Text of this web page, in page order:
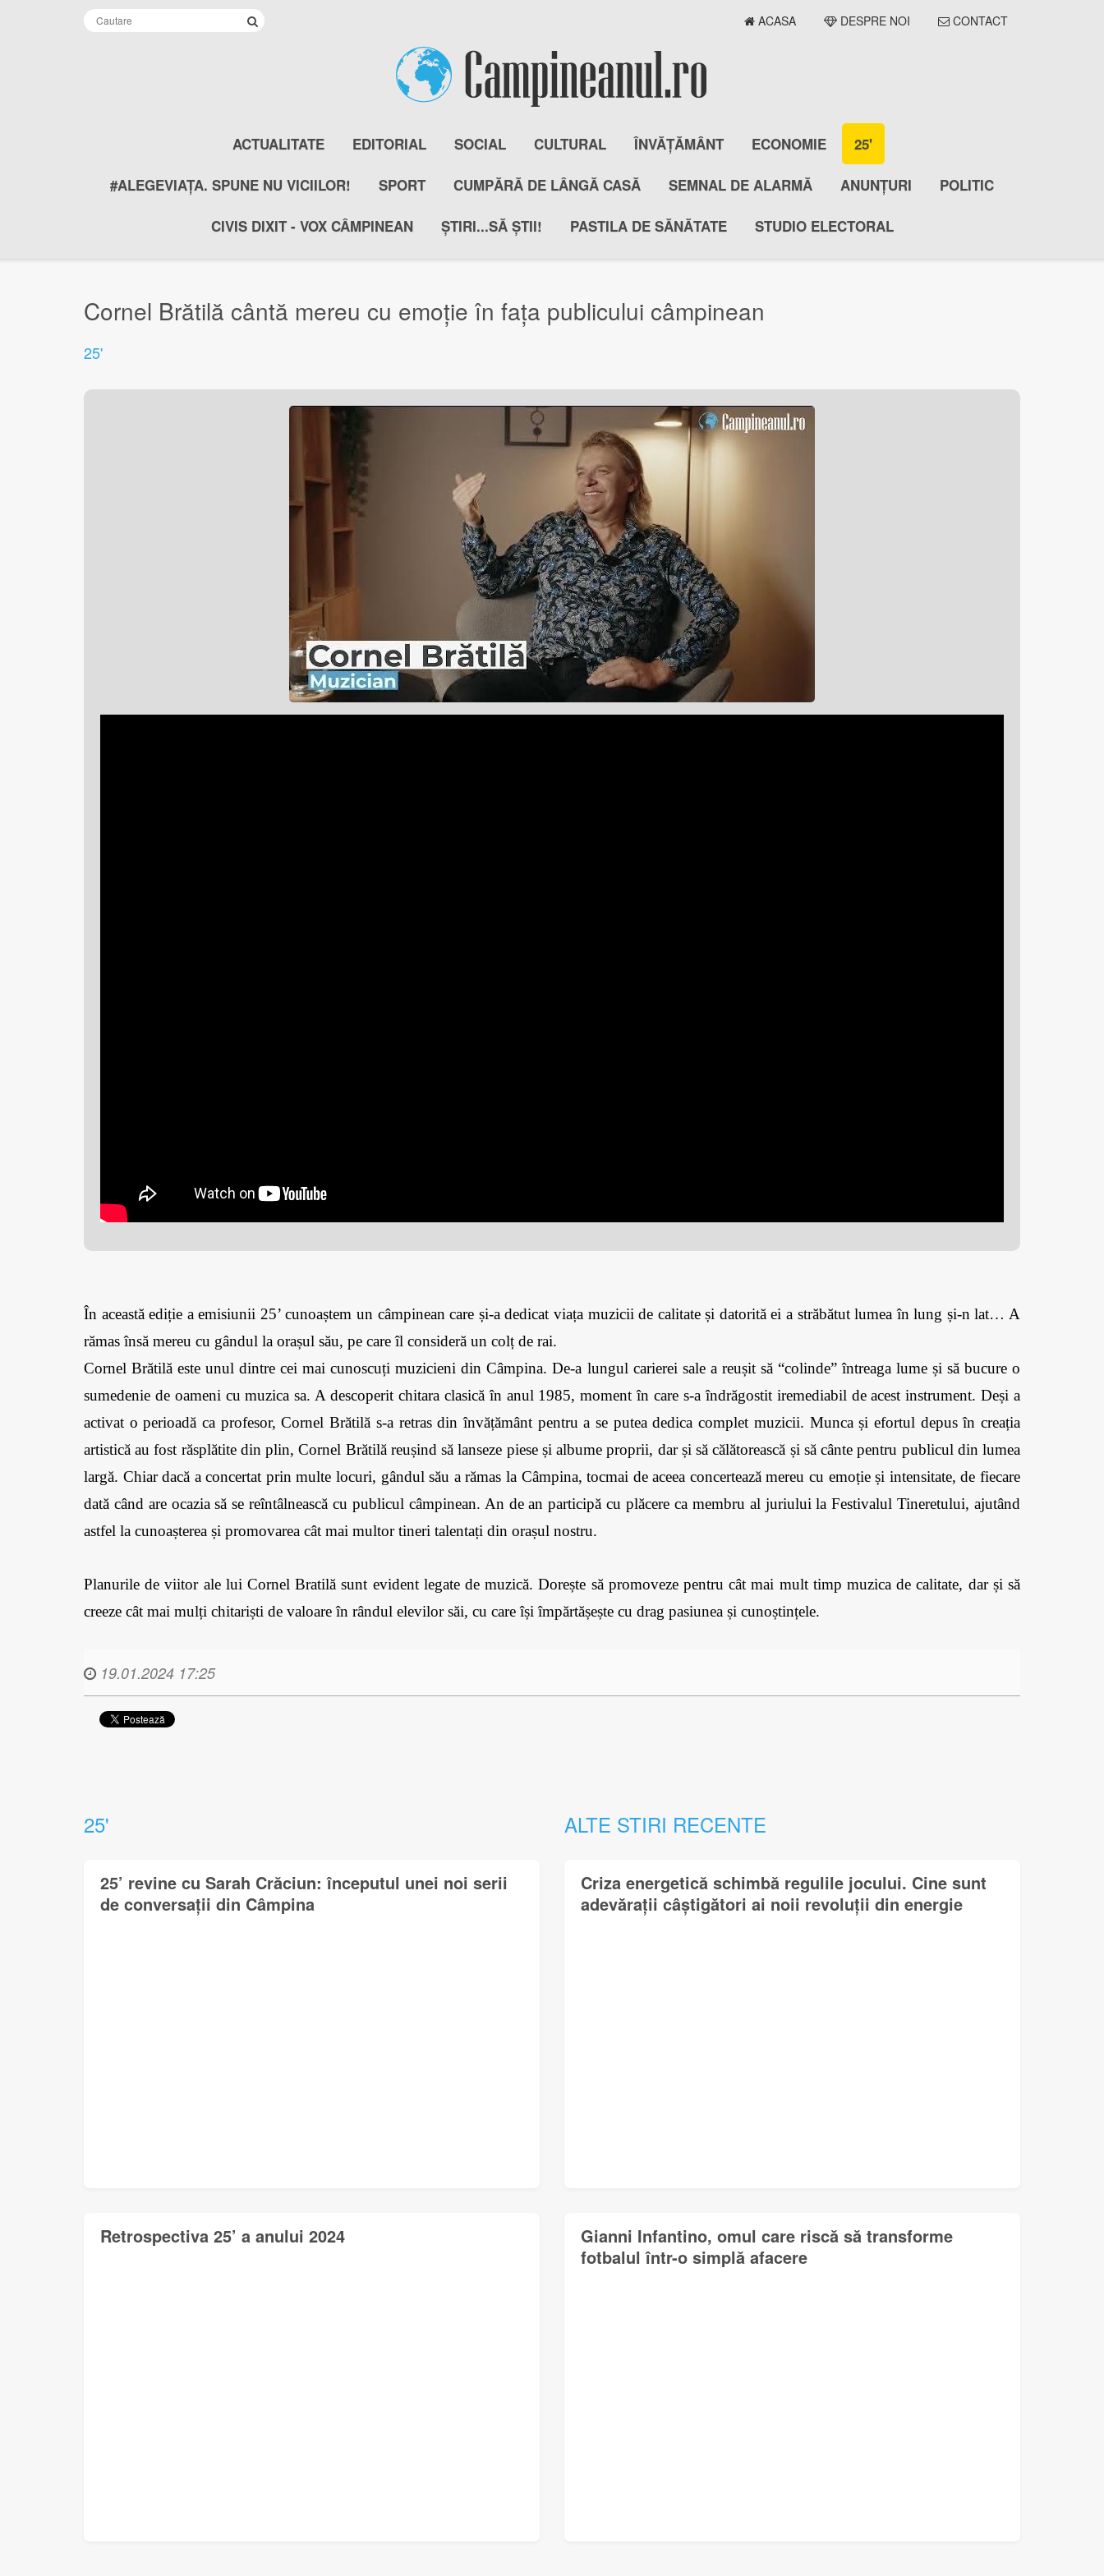
ACASA DESPRE NOI CONTACT
ACTUALITATE EDITORIAL SOCIAL CULTURAL ÎNVĂȚĂMÂNT ECONOMIE 25'
#ALEGEVIAȚA. SPUNE NU VICIILOR! SPORT CUMPĂRĂ DE LÂNGĂ CASĂ SEMNAL DE ALARMĂ ANUNȚURI POLITIC
CIVIS DIXIT - VOX CÂMPINEAN ȘTIRI...SĂ ȘTII! PASTILA DE SĂNĂTATE STUDIO ELECTORAL
Cornel Brătilă cântă mereu cu emoție în fața publicului câmpinean
25'
În această ediție a emisiunii 25’ cunoaștem un câmpinean care și-a dedicat viața muzicii de calitate și datorită ei a străbătut lumea în lung și-n lat… A
rămas însă mereu cu gândul la orașul său, pe care îl consideră un colț de rai.
Cornel Brătilă este unul dintre cei mai cunoscuți muzicieni din Câmpina. De-a lungul carierei sale a reușit să “colinde” întreaga lume și să bucure o
sumedenie de oameni cu muzica sa. A descoperit chitara clasică în anul 1985, moment în care s-a îndrăgostit iremediabil de acest instrument. Deși a
activat o perioadă ca profesor, Cornel Brătilă s-a retras din învățământ pentru a se putea dedica complet muzicii. Munca și efortul depus în creația
artistică au fost răsplătite din plin, Cornel Brătilă reușind să lanseze piese și albume proprii, dar și să călătorească și să cânte pentru publicul din lumea
largă. Chiar dacă a concertat prin multe locuri, gândul său a rămas la Câmpina, tocmai de aceea concertează mereu cu emoție și intensitate, de fiecare
dată când are ocazia să se reîntâlnească cu publicul câmpinean. An de an participă cu plăcere ca membru al juriului la Festivalul Tineretului, ajutând
astfel la cunoașterea și promovarea cât mai multor tineri talentați din orașul nostru.
Planurile de viitor ale lui Cornel Bratilă sunt evident legate de muzică. Dorește să promoveze pentru cât mai mult timp muzica de calitate, dar și să
creeze cât mai mulți chitariști de valoare în rândul elevilor săi, cu care își împărtășește cu drag pasiunea și cunoștințele.
19.01.2024 17:25
25'
25’ revine cu Sarah Crăciun: începutul unei noi serii
de conversații din Câmpina
Retrospectiva 25’ a anului 2024
ALTE STIRI RECENTE
Criza energetică schimbă regulile jocului. Cine sunt
adevărații câștigători ai noii revoluții din energie
Gianni Infantino, omul care riscă să transforme
fotbalul într-o simplă afacere